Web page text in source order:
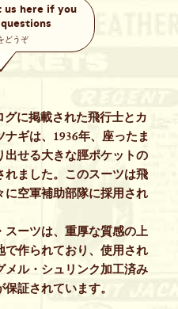
us here if you
どうぞ
に掲載された飛行士とカ
ギは、1936年、座ったま
出せる大きな脛ポケットの
ました。このスーツは飛
空軍補助部隊に採用され
スーツは、重厚な質感の上
作られており、使用され
ル・シュリンク加工済み
証されています。